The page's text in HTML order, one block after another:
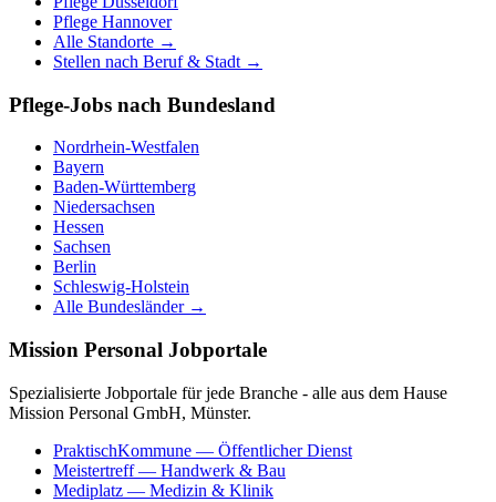
Pflege Hannover
Alle Standorte →
Stellen nach Beruf & Stadt →
Pflege-Jobs nach Bundesland
Nordrhein-Westfalen
Bayern
Baden-Württemberg
Niedersachsen
Hessen
Sachsen
Berlin
Schleswig-Holstein
Alle Bundesländer →
Mission Personal Jobportale
Spezialisierte Jobportale für jede Branche - alle aus dem Hause
Mission Personal GmbH, Münster.
PraktischKommune — Öffentlicher Dienst
Meistertreff— Handwerk & Bau
Mediplatz — Medizin & Klinik